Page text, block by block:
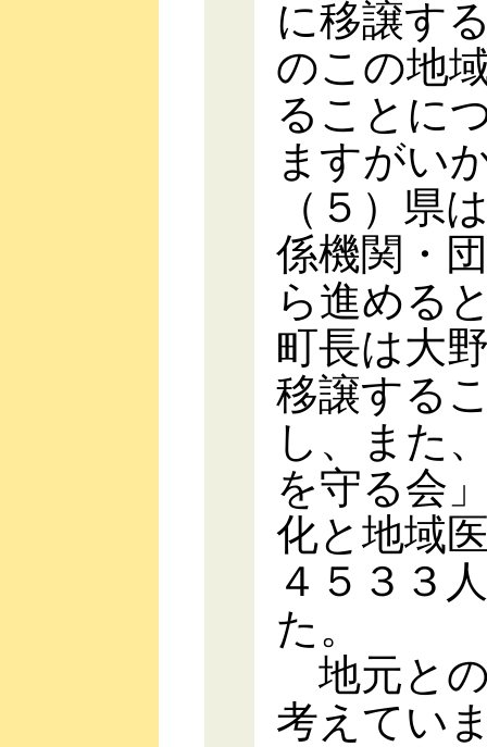
に移譲す
のこの地
ることに
ますがい
（５）県
係機関・
ら進める
町長は大
移譲する
し、また
を守る会
化と地域
４５３３
た。
地元と
考えてい